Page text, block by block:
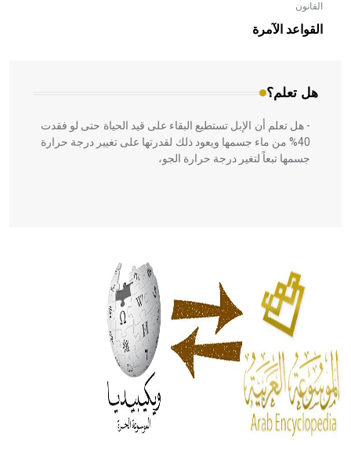
القانون
القواعد الآمرة
هل تعلم؟
- هل تعلم أن الأبلق نوع من الفنون الهندسية التي ارتبطت
بالعمارة الإسلامية في بلاد الشام ومصر خاصة، حيث يحرص
المعمار على بناء مداميكه وخاصة في الواجهات
- هل تعلم أن الإبل تستطيع البقاء على قيد الحياة حتى لو فقدت
40% من ماء جسمها ويعود ذلك لقدرتها على تغيير درجة حرارة
جسمها تبعاً لتغير درجة حرارة الجو،
الحكم، الأدلة، تنظيم التغذية، ورسالته في جروح الرأس. ويعود
له الفضل بأنه حرر الطب من الدين والفلسفة.
- هل تعلم أن المرجان إفراز حيواني يتكون في البحر ويتركب
من مادة كربونات الكلسيوم، وهو أحمر أو شديد الحمرة وهو
أجود أنواعه، ويمتاز بكبر الحجم ويسمى الش